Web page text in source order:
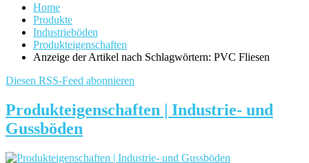
Home
Produkte
Industrieböden
Produkteigenschaften
Anzeige der Artikel nach Schlagwörtern: PVC Fliesen
Diesen RSS-Feed abonnieren
Produkteigenschaften | Industrie- und
Gussböden